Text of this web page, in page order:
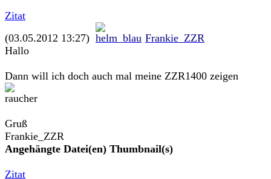
Zitat
(03.05.2012 13:27)
Frankie_ZZR
Hallo
Dann will ich doch auch mal meine ZZR1400 zeigen
Gruß
Frankie_ZZR
Angehängte Datei(en) Thumbnail(s)
Zitat